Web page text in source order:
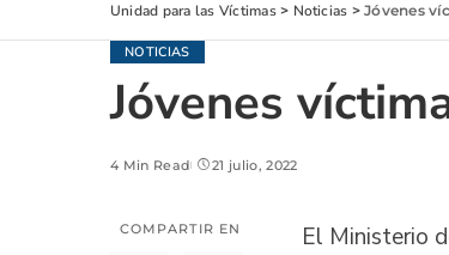
Unidad para las Víctimas> Noticias >Jóvenes
NOTICIAS
Jóvenes
4 Min Read 21 julio, 2022
COMPARTIR EN
El Ministerio